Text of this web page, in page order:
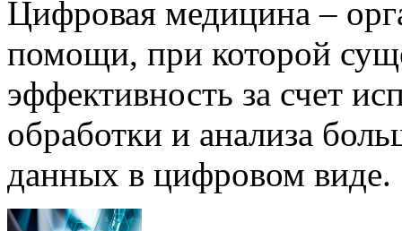
Цифровая медицина –
помощи, при которой
эффективность за счет
обработки и анализа
данных в цифровом виде.